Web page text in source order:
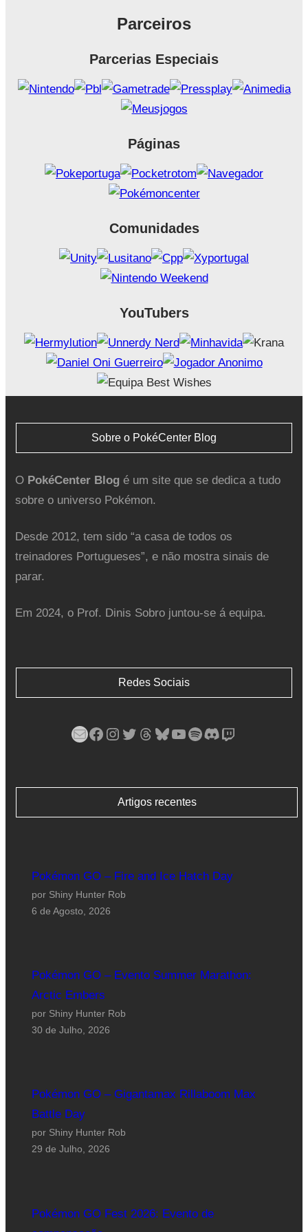
Parceiros
Parcerias Especiais
Páginas
Comunidades
YouTubers
Sobre o PokéCenter Blog
O PokéCenter Blogé um site que se dedica a tudo
sobre o universo Pokémon.
Desde 2012, tem sido “a casa de todos os
treinadores Portugueses”, e não mostra sinais de
parar.
Em 2024, o Prof. Dinis Sobro juntou-se á equipa.
Redes Sociais
Mail Facebook Instagram Twitter Threads Bluesky YouTube Spotify Discord Twitch
Artigos recentes
Pokémon GO – Fire and Ice Hatch Day
por Shiny Hunter Rob
6 de Agosto, 2026
Pokémon GO – Evento Summer Marathon:
Arctic Embers
por Shiny Hunter Rob
30 de Julho, 2026
Pokémon GO – Gigantamax Rillaboom Max
Battle Day
por Shiny Hunter Rob
29 de Julho, 2026
Pokémon GO Fest 2026: Evento de